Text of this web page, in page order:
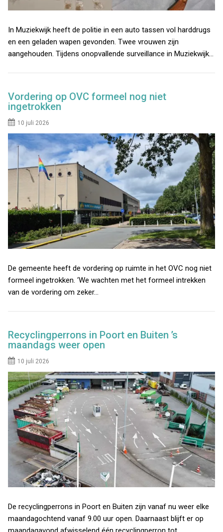
In Muziekwijk heeft de politie in een auto tassen vol harddrugs
en een geladen wapen gevonden. Twee vrouwen zijn
aangehouden. Tijdens onopvallende surveillance in Muziekwijk…
Vordering op OVC formeel nog niet
ingetrokken
10 juli 2026
De gemeente heeft de vordering op ruimte in het OVC nog niet
formeel ingetrokken. ‘We wachten met het formeel intrekken
van de vordering om zeker…
Recyclingperrons in Poort en Buiten ’s
maandags weer open
10 juli 2026
De recyclingperrons in Poort en Buiten zijn vanaf nu weer elke
maandagochtend vanaf 9.00 uur open. Daarnaast blijft er op